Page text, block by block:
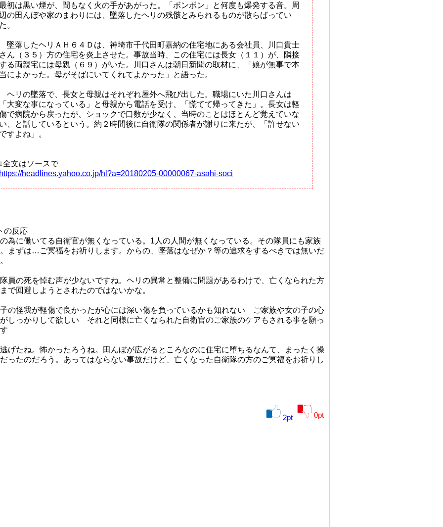
初は黒い煙が、間もなく火の手があがった。「ボンボン」と何度も爆発する音。周
の田んぼや家のまわりには、墜落したヘリの残骸とみられるものが散らばってい
。
落したヘリＡＨ６４Ｄは、神埼市千代田町嘉納の住宅地にある会社員、川口貴士
ん（３５）方の住宅を炎上させた。事故当時、この住宅には長女（１１）が、隣接
る両親宅には母親（６９）がいた。川口さんは朝日新聞の取材に、「娘が無事で本
によかった。母がそばにいてくれてよかった」と語った。
リの墜落で、長女と母親はそれぞれ屋外へ飛び出した。職場にいた川口さんは
大変な事になっている」と母親から電話を受け、「慌てて帰ってきた」。長女は軽
で病院から戻ったが、ショックで口数が少なく、当時のことはほとんど覚えていな
、と話しているという。約２時間後に自衛隊の関係者が謝りに来たが、「許せない
すよね」。
全文はソースで
headlines.yahoo.co.jp/hl?a=20180205-00000067-asahi-soci
の反応
為に働いてる自衛官が無くなっている。1人の人間が無くなっている。その隊員にも家族
まずは…ご冥福をお祈りします。からの、墜落はなぜか？等の追求をするべきでは無いだ
員の死を悼む声が少ないですね。ヘリの異常と整備に問題があるわけで、亡くなられた方
で回避しようとされたのではないかな。
の怪我が軽傷で良かったが心には深い傷を負っているかも知れない ご家族や女の子の心
しっかりして欲しい それと同様に亡くなられた自衛官のご家族のケアもされる事を願っ
げたね。怖かったろうね。田んぼが広がるところなのに住宅に堕ちるなんて、まったく操
ったのだろう。あってはならない事故だけど、亡くなった自衛隊の方のご冥福をお祈りし
2pt 0pt